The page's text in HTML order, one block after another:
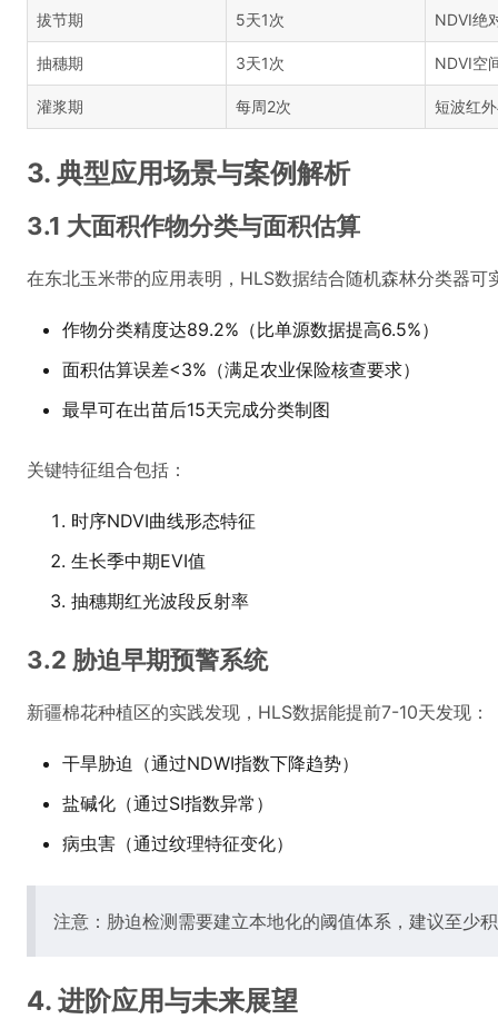
拔节期 5天1次 NDVI绝
抽穗期 3天1次 NDVI空
灌浆期 每周2次 短波红
3. 典型应用场景与案例解析
3.1 大面积作物分类与面积估算
在东北玉米带的应用表明，HLS数据结合随机森林分类器可
作物分类精度达89.2%（比单源数据提高6.5%）
面积估算误差<3%（满足农业保险核查要求）
最早可在出苗后15天完成分类制图
关键特征组合包括：
时序NDVI曲线形态特征
生长季中期EVI值
抽穗期红光波段反射率
3.2 胁迫早期预警系统
新疆棉花种植区的实践发现，HLS数据能提前7-10天发现：
干旱胁迫（通过NDWI指数下降趋势）
盐碱化（通过SI指数异常）
病虫害（通过纹理特征变化）
注意：胁迫检测需要建立本地化的阈值体系，建议至少
4. 进阶应用与未来展望